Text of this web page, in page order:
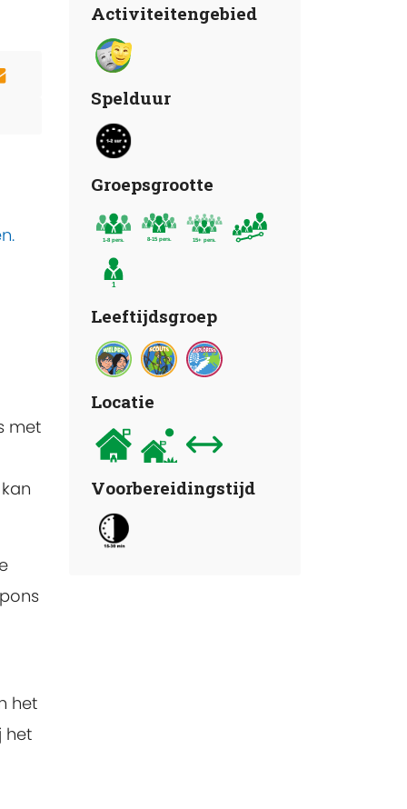
met
het
het
Activiteitengebied
Spelduur
Groepsgrootte
Leeftijdsgroep
Locatie
Voorbereidingstijd